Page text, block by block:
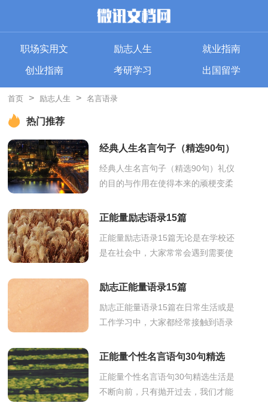
职场实用文 励志人生 就业指南
创业指南 考研学习 出国留学
首页 > 励志人生 > 名言语录
热门推荐
经典人生名言句子（精选90句）
经典人生名言句子（精选90句）礼仪
的目的与作用在使得本来的顽梗变柔
别人，和别人合得来。——[美国]洛克
正能量励志语录15篇
正能量励志语录15篇无论是在学校还
是在社会中，大家常常会遇到需要使
与特殊意义的名人之言、网民言论、
励志正能量语录15篇
励志正能量语录15篇在日常生活或是
工作学习中，大家都经常接触到语录
写成的作品。什么样的语录才具有借
正能量个性名言语句30句精选
正能量个性名言语句30句精选生活是
不断向前，只有抛开过去，我们才能